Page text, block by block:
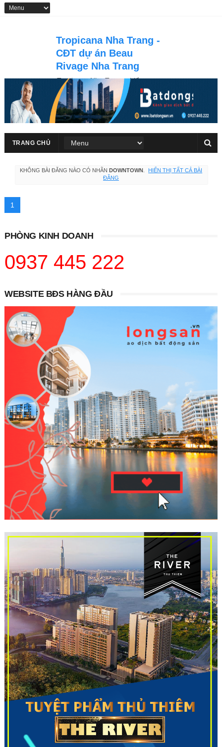
Tropicana Nha Trang -
CĐT dự án Beau
Rivage Nha Trang
Tropicana Nha Trang - biểu tượng
kiến trúc giữa lòng thành phố Nha
Trang với tổ hợp căn hộ, khách
hàng trực diện biển Trần Phú
TRANG CHỦ
KHÔNG BÀI ĐĂNG NÀO CÓ NHÃN DOWNTOWN
HIỂN THỊ TẤT CẢ BÀI
ĐĂNG
1
PHÒNG KINH DOANH
0937 445 222
WEBSITE BĐS HÀNG ĐẦU